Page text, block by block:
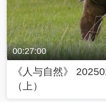
00:27:00
《人与自然》
（上）